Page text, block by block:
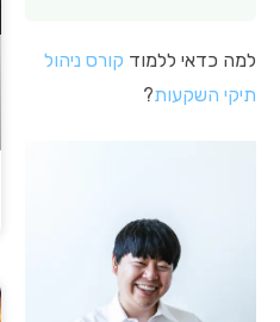
למה כדאי ללמוד קורס ניהול
תיקי השקעות?